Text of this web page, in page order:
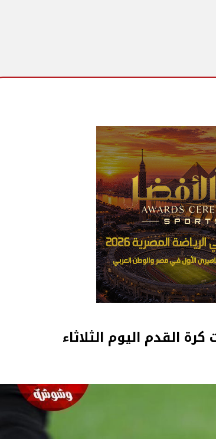
القدم اليوم الثلاثاء